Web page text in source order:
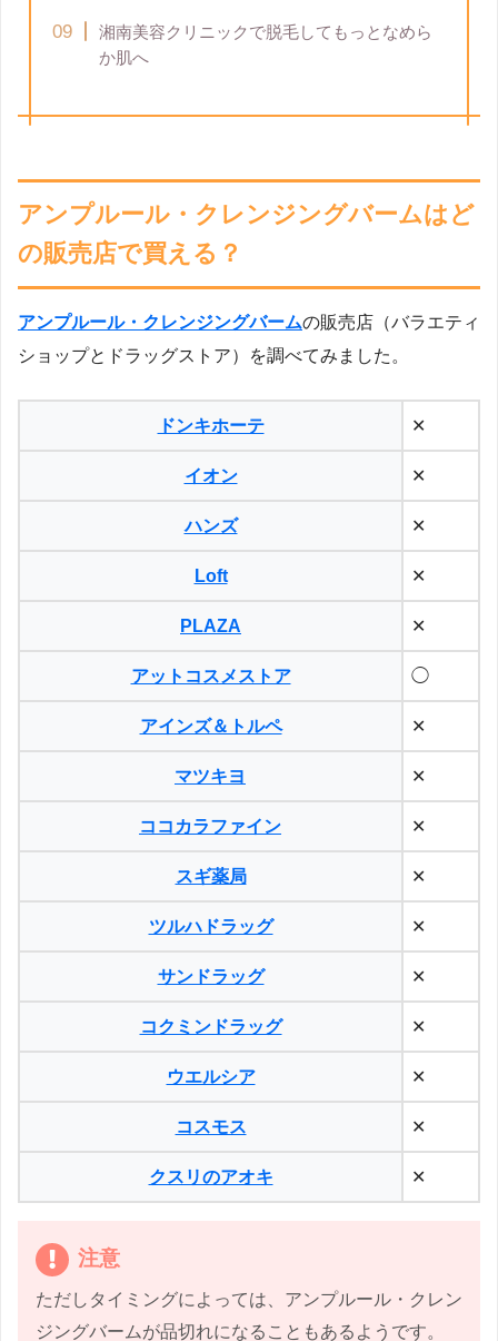
湘南美容クリニックで脱毛してもっとなめら
か肌へ
アンプルール・クレンジングバームはど
の販売店で買える？
アンプルール・クレンジングバームの販売店（バラエティ
ショップとドラッグストア）を調べてみました。
ドンキホーテ ✕
イオン ✕
ハンズ ✕
Loft ✕
PLAZA ✕
アットコスメストア ◯
アインズ＆トルペ ✕
マツキヨ ✕
ココカラファイン ✕
スギ薬局 ✕
ツルハドラッグ ✕
サンドラッグ ✕
コクミンドラッグ ✕
ウエルシア ✕
コスモス ✕
クスリのアオキ ✕
注意
ただしタイミングによっては、アンプルール・クレン
ジングバームが品切れになることもあるようです。